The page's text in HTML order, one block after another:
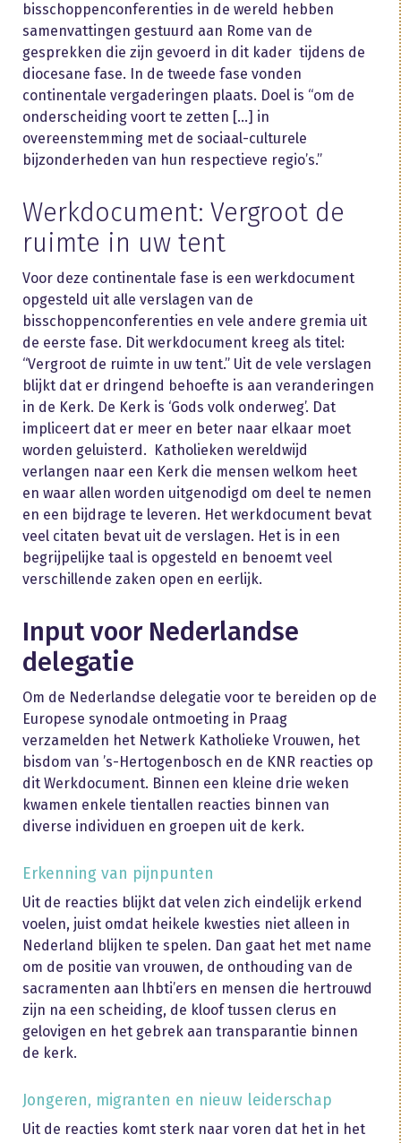
bisschoppenconferenties in de wereld hebben
samenvattingen gestuurd aan Rome van de
gesprekken die zijn gevoerd in dit kader tijdens de
diocesane fase. In de tweede fase vonden
continentale vergaderingen plaats. Doel is “om de
onderscheiding voort te zetten […] in
overeenstemming met de sociaal-culturele
bijzonderheden van hun respectieve regio’s.”
Werkdocument: Vergroot de
ruimte in uw tent
Voor deze continentale fase is een werkdocument
opgesteld uit alle verslagen van de
bisschoppenconferenties en vele andere gremia uit
de eerste fase. Dit werkdocument kreeg als titel:
“Vergroot de ruimte in uw tent.” Uit de vele verslagen
blijkt dat er dringend behoefte is aan veranderingen
in de Kerk. De Kerk is ‘Gods volk onderweg’. Dat
impliceert dat er meer en beter naar elkaar moet
worden geluisterd. Katholieken wereldwijd
verlangen naar een Kerk die mensen welkom heet
en waar allen worden uitgenodigd om deel te nemen
en een bijdrage te leveren. Het werkdocument bevat
veel citaten bevat uit de verslagen. Het is in een
begrijpelijke taal is opgesteld en benoemt veel
verschillende zaken open en eerlijk.
Input voor Nederlandse
delegatie
Om de Nederlandse delegatie voor te bereiden op de
Europese synodale ontmoeting in Praag
verzamelden het Netwerk Katholieke Vrouwen, het
bisdom van ’s-Hertogenbosch en de KNR reacties op
dit Werkdocument. Binnen een kleine drie weken
kwamen enkele tientallen reacties binnen van
diverse individuen en groepen uit de kerk.
Erkenning van pijnpunten
Uit de reacties blijkt dat velen zich eindelijk erkend
voelen, juist omdat heikele kwesties niet alleen in
Nederland blijken te spelen. Dan gaat het met name
om de positie van vrouwen, de onthouding van de
sacramenten aan lhbti’ers en mensen die hertrouwd
zijn na een scheiding, de kloof tussen clerus en
gelovigen en het gebrek aan transparantie binnen
de kerk.
Jongeren, migranten en nieuw leiderschap
Uit de reacties komt sterk naar voren dat het in het